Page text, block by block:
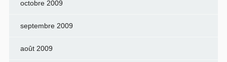
octobre 2009
septembre 2009
août 2009